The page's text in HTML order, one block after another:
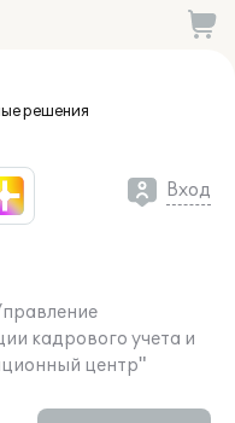
решения
Вход
кадрового учета и
центр"